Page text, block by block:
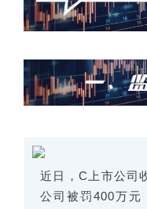
近日，C上市公司
公司被罚400万元